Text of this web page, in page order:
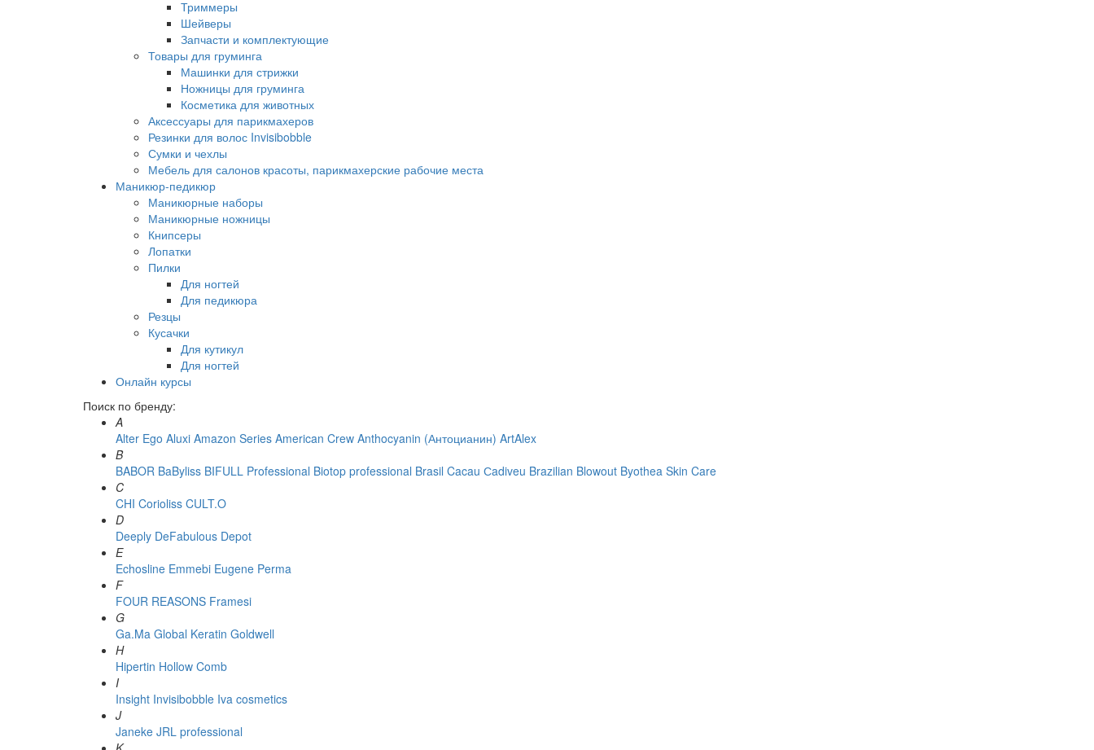
Триммеры
Шейверы
Запчасти и комплектующие
Товары для груминга
Машинки для стрижки
Ножницы для груминга
Косметика для животных
Аксессуары для парикмахеров
Резинки для волос Invisibobble
Сумки и чехлы
Мебель для салонов красоты, парикмахерские рабочие места
Маникюр-педикюр
Маникюрные наборы
Маникюрные ножницы
Книпсеры
Лопатки
Пилки
Для ногтей
Для педикюра
Резцы
Кусачки
Для кутикул
Для ногтей
Онлайн курсы
Поиск по бренду:
A
Alter Ego Aluxi Amazon Series American Crew Anthocyanin (Антоцианин) ArtAlex
B
BABOR BaByliss BIFULL Professional Biotop professional Brasil Cacau Сadiveu Brazilian Blowout Byothea Skin Care
C
CHI Corioliss CULT.O
D
Deeply DeFabulous Depot
E
Echosline Emmebi Eugene Perma
F
FOUR REASONS Framesi
G
Ga.Ma Global Keratin Goldwell
H
Hipertin Hollow Comb
I
Insight Invisibobble Iva cosmetics
J
Janeke JRL professional